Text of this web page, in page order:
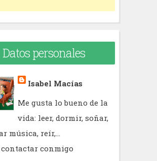
Datos personales
Isabel Macías
Me gusta lo bueno de la
vida: leer, dormir, soñar,
música, reír,...
contactar conmigo